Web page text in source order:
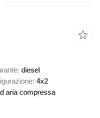
diesel
4x2
aria compressa